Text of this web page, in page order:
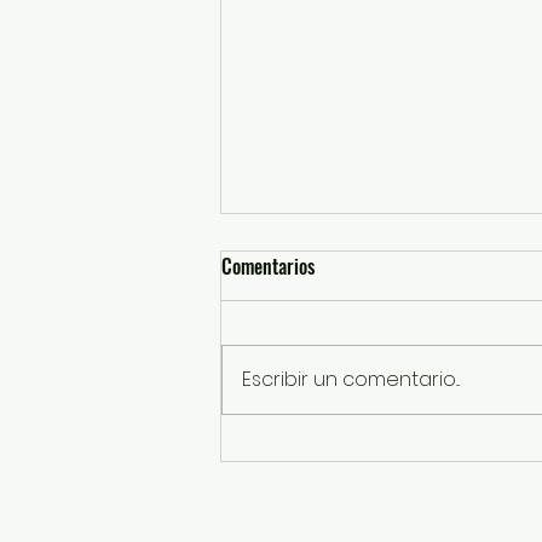
Rescatando a perros por presunto
Comentarios
Escribir un comentario...